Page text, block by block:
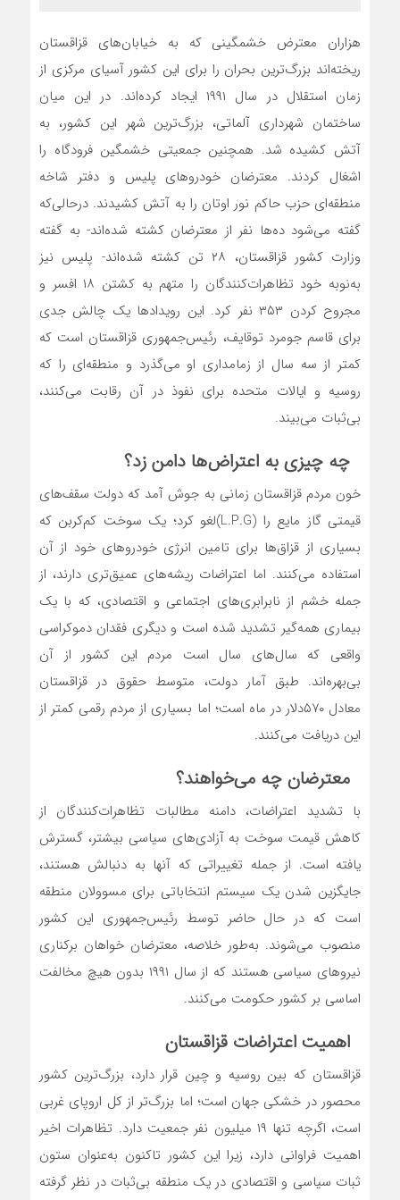
هزاران معترض خشمگینی که به خیابان‌‌های قزاقستان
ریخته‌‌اند بزرگ‌ترین بحران را برای این کشور آسیای مرکزی از
زمان استقلال در سال ۱۹۹۱ ایجاد کرده‌‌اند. در این میان
ساختمان شهرداری آلماتی، بزرگ‌ترین شهر این کشور، به
آتش کشیده شد. همچنین جمعیتی خشمگین فرودگاه را
اشغال کردند. معترضان خودروهای پلیس و دفتر شاخه
منطقه‌‌ای حزب حاکم نور اوتان را به آتش کشیدند. درحالی‌که
گفته می‌شود ده‌ها نفر از معترضان کشته شده‌‌اند- به گفته
وزارت کشور قزاقستان، ۲۸ تن کشته شده‌‌اند- پلیس نیز
به‌‌نوبه خود تظاهرات‌کنندگان را متهم به کشتن ۱۸ افسر و
مجروح کردن ۳۵۳ نفر کرد. این رویدادها یک چالش جدی
برای قاسم جومرد توقایف، رئیس‌جمهوری قزاقستان است که
کمتر از سه سال از زمامداری او می‌‌گذرد و منطقه‌‌ای را که
روسیه و ایالات متحده برای نفوذ در آن رقابت می‌کنند،
بی‌‌ثبات می‌‌بیند.
چه چیزی به اعتراض‌‌ها دامن زد؟
خون مردم قزاقستان زمانی به جوش آمد که دولت سقف‌‌های
قیمتی گاز مایع را (L.P.G)لغو کرد؛ یک سوخت کم‌کربن که
بسیاری از قزاق‌‌ها برای تامین انرژی خودروهای خود از آن
استفاده می‌کنند. اما اعتراضات ریشه‌های عمیق‌‌تری دارند، از
جمله خشم از نابرابری‌‌های اجتماعی و اقتصادی، که با یک
بیماری همه‌‌گیر تشدید شده است و دیگری فقدان دموکراسی
واقعی که سال‌های سال است مردم این کشور از آن
بی‌‌بهره‌‌اند. طبق آمار دولت، متوسط حقوق در قزاقستان
معادل ۵۷۰دلار در ماه است؛ اما بسیاری از مردم رقمی کمتر از
این دریافت می‌کنند.
معترضان چه می‌خواهند؟
با تشدید اعتراضات، دامنه مطالبات تظاهرات‌کنندگان از
کاهش قیمت سوخت به آزادی‌‌های سیاسی بیشتر، گسترش
یافته است. از جمله تغییراتی که آنها به دنبالش هستند،
جایگزین شدن یک سیستم انتخاباتی برای مسوولان منطقه
است که در حال حاضر توسط رئیس‌‌جمهوری این کشور
منصوب می‌شوند. به‌طور خلاصه، معترضان خواهان برکناری
نیروهای سیاسی هستند که از سال ۱۹۹۱ بدون هیچ مخالفت
اساسی بر کشور حکومت می‌کنند.
اهمیت اعتراضات قزاقستان
قزاقستان که بین روسیه و چین قرار دارد، بزرگ‌ترین کشور
محصور در خشکی جهان است؛ اما بزرگ‌تر از کل اروپای غربی
است، اگرچه تنها ۱۹ میلیون نفر جمعیت دارد. تظاهرات اخیر
اهمیت فراوانی دارد، زیرا این کشور تاکنون به‌عنوان ستون
ثبات سیاسی و اقتصادی در یک منطقه بی‌‌ثبات در نظر گرفته